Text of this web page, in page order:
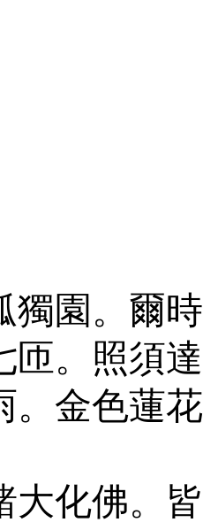
獨園。爾
。照須
金色蓮花
化佛。皆